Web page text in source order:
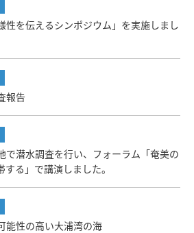
性を伝えるシンポジウム」を実施しまし
報告
で潜水調査を行い、フォーラム「奄美の
る」で講演しました。
能性の高い大浦湾の海